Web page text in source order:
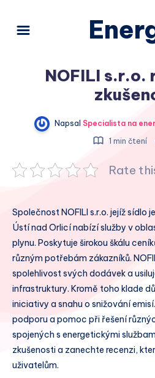
NOFILI s.r.o.
Napsal Specialista na
1 min čtení
Rate
Společnost NOFILI s.r.o. jejíž sídlo
Ústí nad Orlicí nabízí služby v
plynu. Poskytuje širokou škálu
různým potřebám zákazníků.
spolehlivost svých dodávek a
infrastruktury. Kromě toho klade
iniciativy a snahu o snižování
podporu a pomoc při řešení
spojených s energetickými
zkušenosti a zanechte recenzi,
uživatelům.